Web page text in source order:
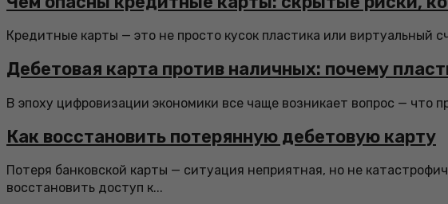
Кредитные карты — это не просто кусок пластика или виртуальный
Дебетовая карта против наличных: почему
В эпоху цифровизации экономики все чаще возникает вопрос —
Как восстановить потерянную дебетовую карту
Потеря банковской карты — ситуация неприятная, но не
восстановить доступ к...